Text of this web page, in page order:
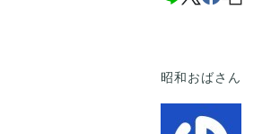
昭和おばさん